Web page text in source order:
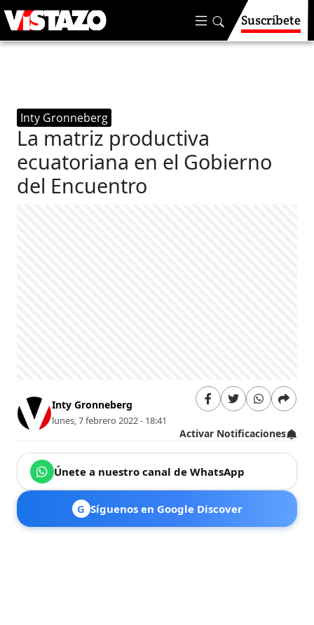
Suscríbete
Inty Gronneberg
La matriz productiva
ecuatoriana en el Gobierno
del Encuentro
Inty Gronneberg
lunes, 7 febrero 2022 - 18:41
Activar Notificaciones
Únete a nuestro canal de WhatsApp
G Síguenos en Google Discover